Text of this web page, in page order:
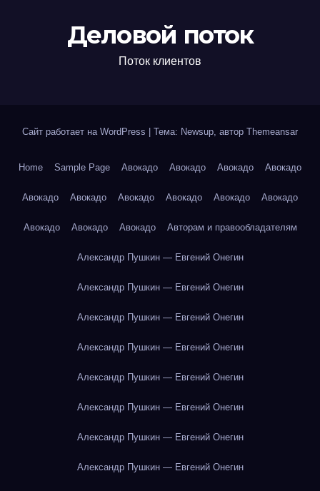
Деловой поток
Поток клиентов
Сайт работает на WordPress Тема: Newsup, автор Themeansar
Home Sample Page Авокадо Авокадо Авокадо Авокадо
Авокадо Авокадо Авокадо Авокадо Авокадо Авокадо
Авокадо Авокадо Авокадо Авторам и правообладателям
Александр Пушкин — Евгений Онегин
Александр Пушкин — Евгений Онегин
Александр Пушкин — Евгений Онегин
Александр Пушкин — Евгений Онегин
Александр Пушкин — Евгений Онегин
Александр Пушкин — Евгений Онегин
Александр Пушкин — Евгений Онегин
Александр Пушкин — Евгений Онегин